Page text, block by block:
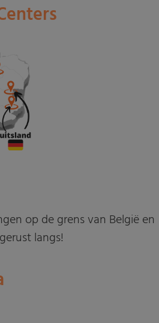
op de grens van België en
langs!